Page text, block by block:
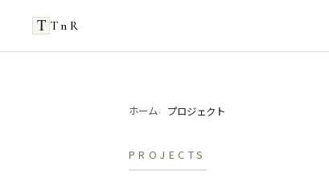
TnR
ホーム プロジェクト
PROJECTS